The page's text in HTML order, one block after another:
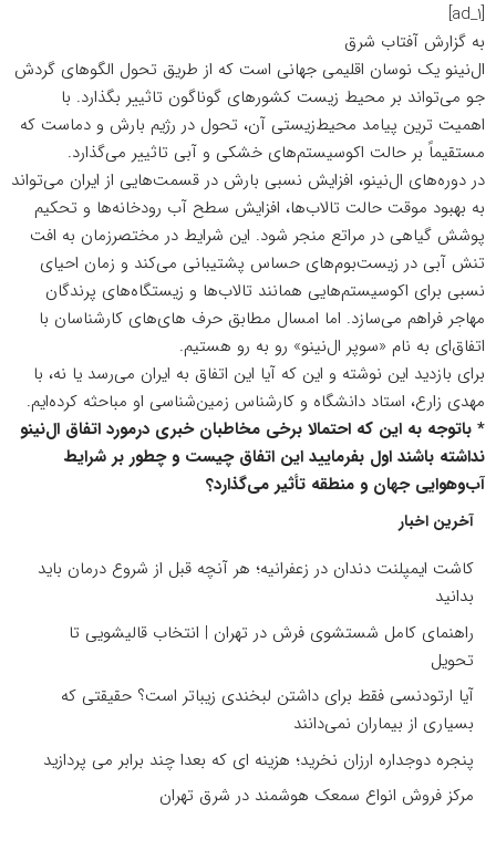
[ad_1]
به گزارش آفتاب شرق
ال‌نینو یک نوسان اقلیمی جهانی است که از طریق تحول الگوهای گردش
جو می‌تواند بر محیط زیست کشورهای گوناگون تاثییر بگذارد. با
اهمیت ترین پیامد محیط‌زیستی آن، تحول در رژیم بارش و دماست که
مستقیماً بر حالت اکوسیستم‌های خشکی و آبی تاثییر می‌گذارد.
در دوره‌های ال‌نینو، افزایش نسبی بارش در قسمت‌هایی از ایران می‌تواند
به بهبود موقت حالت تالاب‌ها، افزایش سطح آب رودخانه‌ها و تحکیم
پوشش گیاهی در مراتع منجر شود. این شرایط در مختصر‌زمان به افت
تنش آبی در زیست‌بوم‌های حساس پشتیبانی می‌کند و زمان احیای
نسبی برای اکوسیستم‌هایی همانند تالاب‌ها و زیستگاه‌های پرندگان
مهاجر فراهم می‌سازد. اما امسال مطابق حرف های‌های کارشناسان با
اتفاق‌ای به نام «سوپر ال‌نینو» رو به رو هستیم.
برای بازدید این نوشته و این که آیا این اتفاق به ایران می‌رسد یا نه، با
مهدی زارع، استاد دانشگاه و کارشناس زمین‌شناسی او مباحثه کرده‌ایم.
* باتوجه به این که احتمالا برخی مخاطبان خبری درمورد اتفاق ال‌نینو
نداشته باشند اول بفرمایید این اتفاق چیست و چطور بر شرایط
آب‌وهوایی جهان و منطقه تأثیر می‌گذارد؟
آخرین اخبار
کاشت ایمپلنت دندان در زعفرانیه؛ هر آنچه قبل از شروع درمان باید
بدانید
راهنمای کامل شستشوی فرش در تهران | انتخاب قالیشویی تا
تحویل
آیا ارتودنسی فقط برای داشتن لبخندی زیباتر است؟ حقیقتی که
بسیاری از بیماران نمی‌دانند
پنجره دوجداره ارزان نخرید؛ هزینه ای که بعدا چند برابر می پردازید
مرکز فروش انواع سمعک هوشمند در شرق تهران